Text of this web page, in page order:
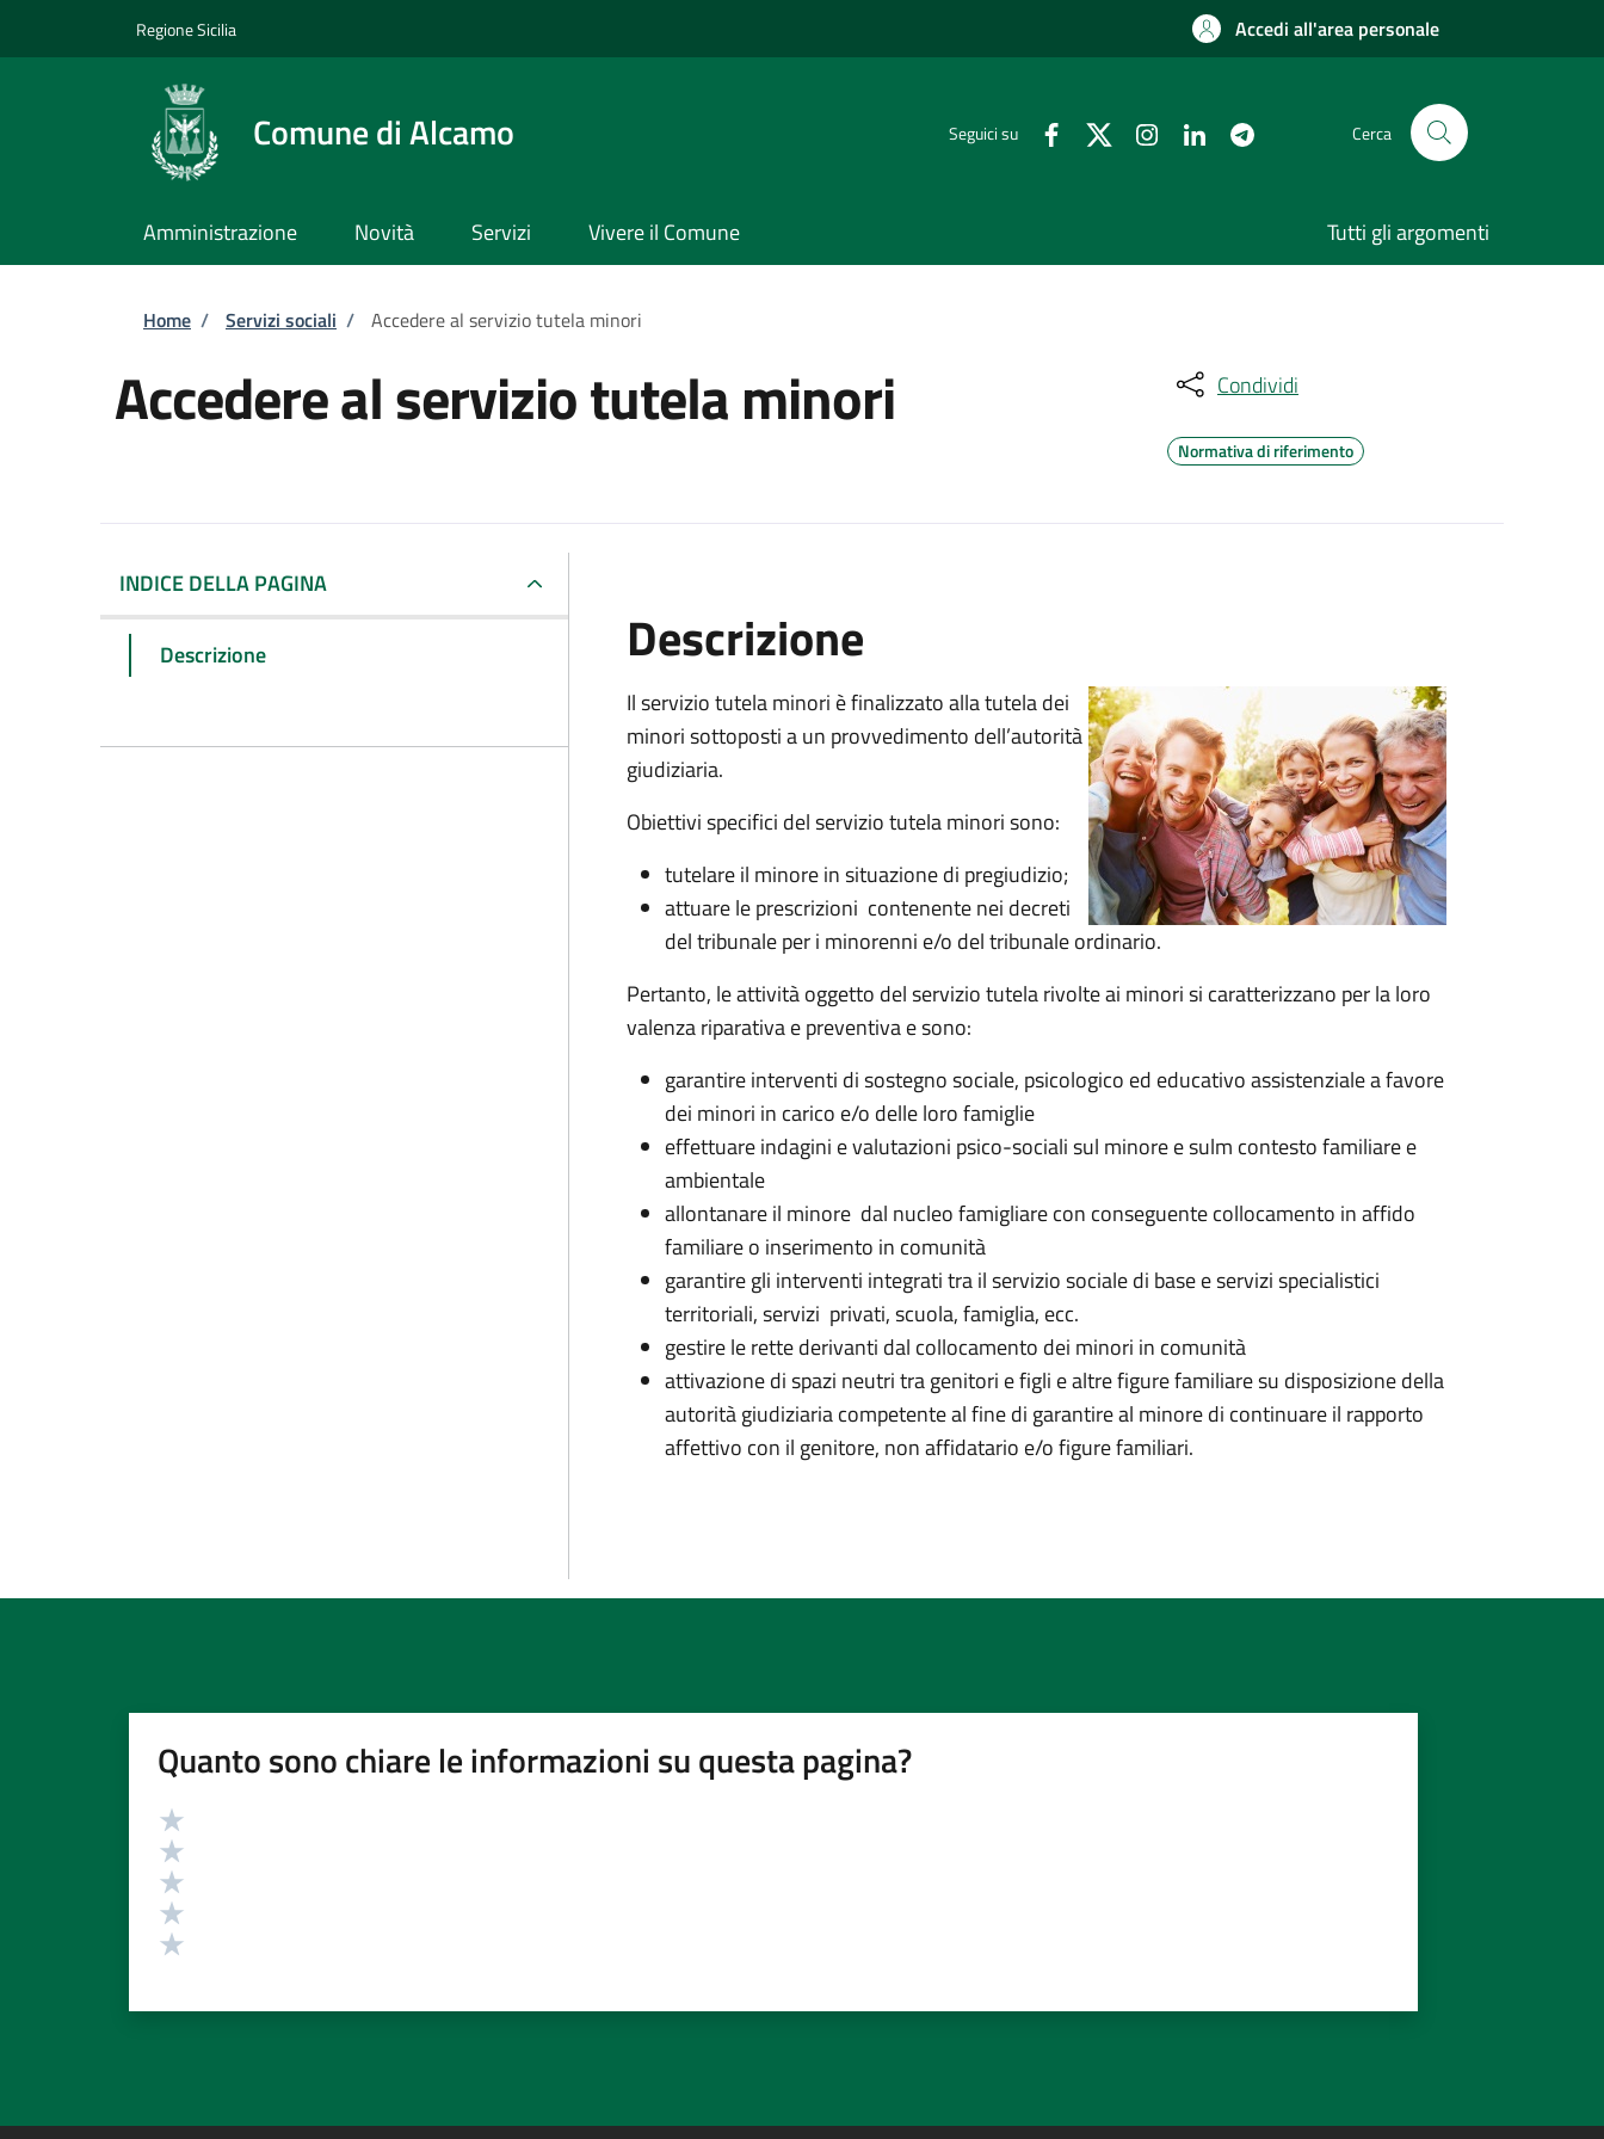
Regione Sicilia Accedi all'area personale
Comune di Alcamo Seguici su Cerca
Amministrazione Novità Servizi Vivere il Comune Tutti gli argomenti
Briciole di pane
Home / Servizi sociali / Accedere al servizio tutela minori
Accedere al servizio tutela minori Condividi
Normativa di riferimento
INDICE DELLA PAGINA
Descrizione Descrizione
Il servizio tutela minori è finalizzato alla tutela dei
minori sottoposti a un provvedimento dell’autorità
giudiziaria.
Obiettivi specifici del servizio tutela minori sono:
tutelare il minore in situazione di pregiudizio;
attuare le prescrizioni contenente nei decreti
del tribunale per i minorenni e/o del tribunale ordinario.
Pertanto, le attività oggetto del servizio tutela rivolte ai minori si caratterizzano per la loro
valenza riparativa e preventiva e sono:
garantire interventi di sostegno sociale, psicologico ed educativo assistenziale a favore
dei minori in carico e/o delle loro famiglie
effettuare indagini e valutazioni psico-sociali sul minore e sulm contesto familiare e
ambientale
allontanare il minore dal nucleo famigliare con conseguente collocamento in affido
familiare o inserimento in comunità
garantire gli interventi integrati tra il servizio sociale di base e servizi specialistici
territoriali, servizi privati, scuola, famiglia, ecc.
gestire le rette derivanti dal collocamento dei minori in comunità
attivazione di spazi neutri tra genitori e figli e altre figure familiare su disposizione della
autorità giudiziaria competente al fine di garantire al minore di continuare il rapporto
affettivo con il genitore, non affidatario e/o figure familiari.
Quanto sono chiare le informazioni su questa pagina?
Valutazione